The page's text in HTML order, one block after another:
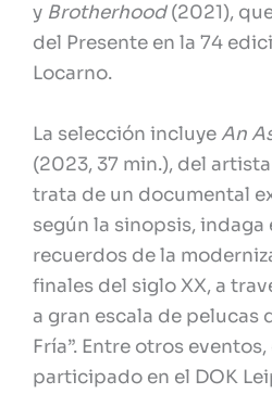
y Brotherhood(2021),
del Presente en la 74
Locarno.
La selección incluyeAn
(2023, 37 min.), del
trata de un documental
según la sinopsis,
recuerdos de la
finales del siglo XX, a
a gran escala de pelucas
Fría”. Entre otros
participado en el DOK